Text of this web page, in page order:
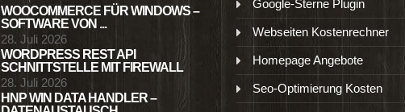
https://t.co/LxsPiFmbIb
@Homepage_Preis
LETZTE BEITRÄGE TOP SEITEN